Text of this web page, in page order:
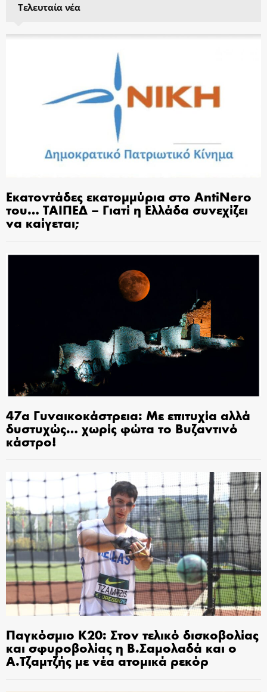
Τελευταία νέα
Εκατοντάδες εκατομμύρια στο AntiNero
του… ΤΑΙΠΕΔ – Γιατί η Ελλάδα συνεχίζει
να καίγεται;
47α Γυναικοκάστρεια: Με επιτυχία αλλά
δυστυχώς… χωρίς φώτα το Βυζαντινό
κάστρο!
Παγκόσμιο Κ20: Στον τελικό δισκοβολίας
και σφυροβολίας η Β.Σαμολαδά και ο
Α.Τζαμτζής με νέα ατομικά ρεκόρ